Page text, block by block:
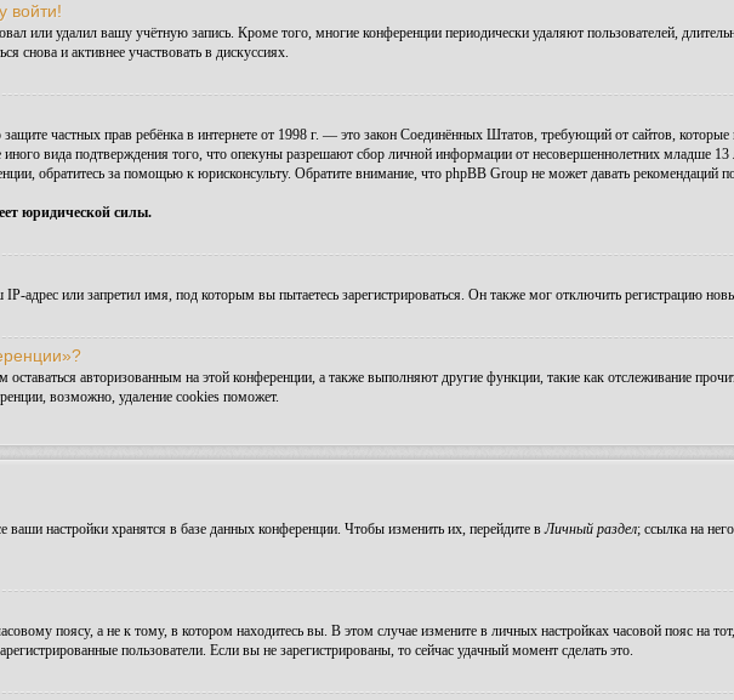
войти!
или удалил вашу учётную запись. Кроме того, многие конференции периодически удаляют пользователей,
снова и активнее участвовать в дискуссиях.
частных прав ребёнка в интернете от 1998 г. — это закон Соединённых Штатов, требующий от сайтов,
иного вида подтверждения того, что опекуны разрешают сбор личной информации от несовершеннолетних младше
обратитесь за помощью к юрисконсульту. Обратите внимание, что phpBB Group не может давать
юридической силы.
адрес или запретил имя, под которым вы пытаетесь зарегистрироваться. Он также мог отключить регистрацию
оставаться авторизованным на этой конференции, а также выполняют другие функции, такие как отслеживание
возможно, удаление cookies поможет.
ваши настройки хранятся в базе данных конференции. Чтобы изменить их, перейдите вЛичный раздел; ссылка на
поясу, а не к тому, в котором находитесь вы. В этом случае измените в личных настройках часовой пояс на
пользователи. Если вы не зарегистрированы, то сейчас удачный момент сделать это.